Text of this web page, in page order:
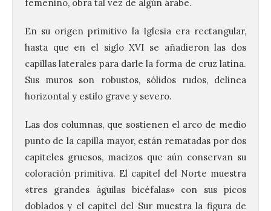
femenino, obra tal vez de algún árabe.
En su origen primitivo la Iglesia era rectangular,
hasta que en el siglo XVI se añadieron las dos
capillas laterales para darle la forma de cruz latina.
Sus muros son robustos, sólidos rudos, delinea
horizontal y estilo grave y severo.
Las dos columnas, que sostienen el arco de medio
punto de la capilla mayor, están rematadas por dos
capiteles gruesos, macizos que aún conservan su
coloración primitiva. El capitel del Norte muestra
«tres grandes águilas bicéfalas» con sus picos
doblados y el capitel del Sur muestra la figura de